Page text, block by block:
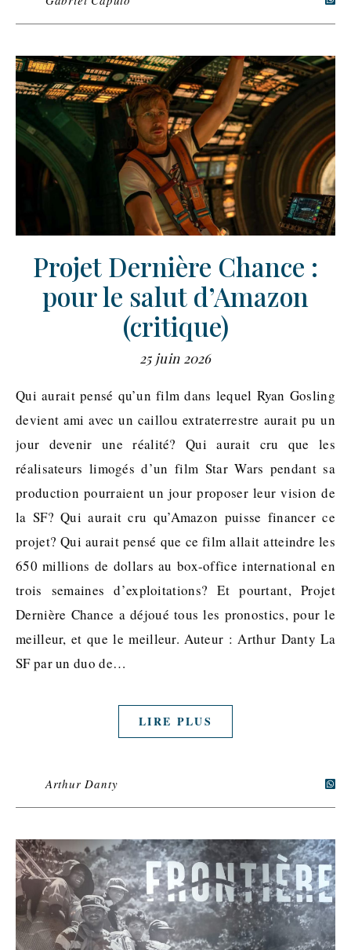
Projet Dernière Chance :
pour le salut d’Amazon
(critique)
25 juin 2026
Qui aurait pensé qu’un film dans lequel Ryan Gosling
devient ami avec un caillou extraterrestre aurait pu un
jour devenir une réalité? Qui aurait cru que les
réalisateurs limogés d’un film Star Wars pendant sa
production pourraient un jour proposer leur vision de
la SF? Qui aurait cru qu’Amazon puisse financer ce
projet? Qui aurait pensé que ce film allait atteindre les
650 millions de dollars au box-office international en
trois semaines d’exploitations? Et pourtant, Projet
Dernière Chance a déjoué tous les pronostics, pour le
meilleur, et que le meilleur. Auteur : Arthur Danty La
SF par un duo de…
LIRE PLUS
Arthur Danty